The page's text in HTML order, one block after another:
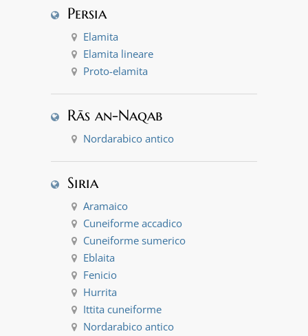
Persia
Elamita
Elamita lineare
Proto-elamita
Rās an-Naqab
Nordarabico antico
Siria
Aramaico
Cuneiforme accadico
Cuneiforme sumerico
Eblaita
Fenicio
Hurrita
Ittita cuneiforme
Nordarabico antico